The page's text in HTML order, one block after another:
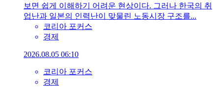
보면 쉽게 이해하기 어려운 현상이다. 그러나 한국의 취
업난과 일본의 인력난이 맞물린 노동시장 구조를...
코리아 포커스
경제
2026.08.05 06:10
코리아 포커스
경제